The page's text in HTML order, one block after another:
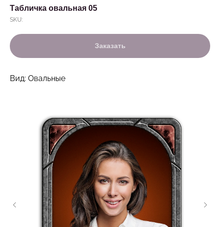
Табличка овальная 05
SKU:
Заказать
Вид: Овальные